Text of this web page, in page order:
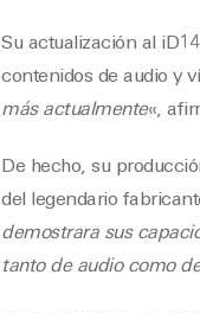
Su actualización al
contenidos de audio y
más actualmente«,
De hecho, su
del legendario
demostrara sus
tanto de audio como